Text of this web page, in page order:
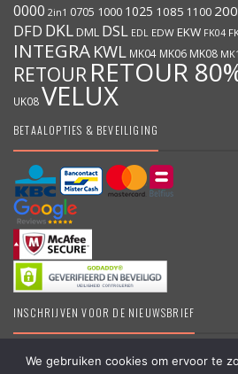
0000 2in1 0705 1000 1025 1085 1100
DFD DKL DML DSL EDL EDW EKW FK04
INTEGRA KWL MK04 MK06 MK08
RETOUR RETOUR
UK08VELUX
BETAALOPTIES & BEVEILIGING
INSCHRIJVEN VOOR DE NIEUWSBRIEF
We gebruiken cookies om ervoor te